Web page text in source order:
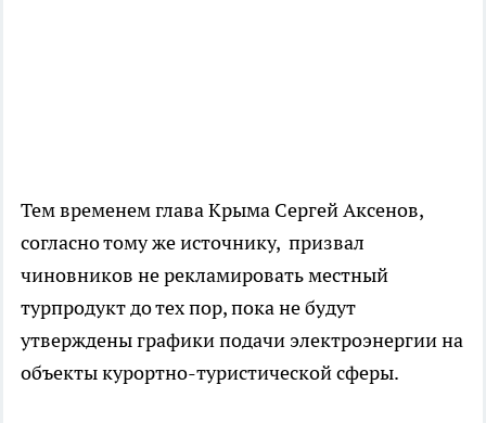
Тем временем глава Крыма Сергей Аксенов,
согласно тому же источнику, призвал
чиновников не рекламировать местный
турпродукт до тех пор, пока не будут
утверждены графики подачи электроэнергии на
объекты курортно-туристической сферы.